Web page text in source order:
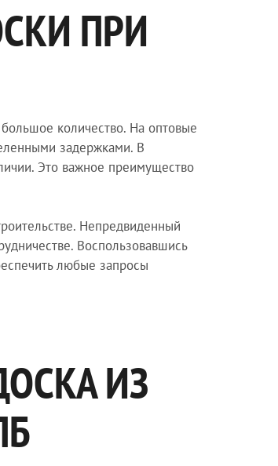
ПРИ
количество. На оптовые
задержками. В
Это важное преимущество
Непредвиденный
Воспользовавшись
любые запросы
ИЗ